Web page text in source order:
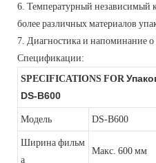
6. Температурный независимый
более различных материалов
7. Диагностика и напоминание о
Спецификации:
SPECIFICATIONS FOR
DS-B600
Модель DS-B600
Ширина фильм
а
Макс. 600 мм